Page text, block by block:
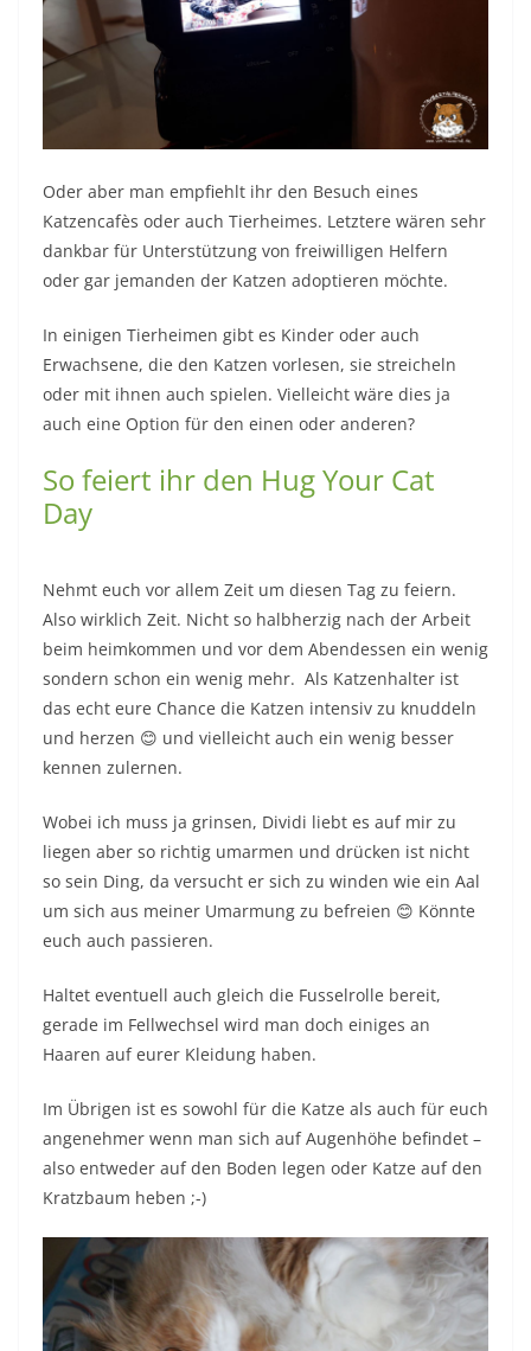
Oder aber man empfiehlt ihr den Besuch eines
Katzencafès oder auch Tierheimes. Letztere wären sehr
dankbar für Unterstützung von freiwilligen Helfern
oder gar jemanden der Katzen adoptieren möchte.
In einigen Tierheimen gibt es Kinder oder auch
Erwachsene, die den Katzen vorlesen, sie streicheln
oder mit ihnen auch spielen. Vielleicht wäre dies ja
auch eine Option für den einen oder anderen?
So feiert ihr den Hug Your Cat
Day
Nehmt euch vor allem Zeit um diesen Tag zu feiern.
Also wirklich Zeit. Nicht so halbherzig nach der Arbeit
beim heimkommen und vor dem Abendessen ein wenig
sondern schon ein wenig mehr. Als Katzenhalter ist
das echt eure Chance die Katzen intensiv zu knuddeln
und herzen 😊 und vielleicht auch ein wenig besser
kennen zulernen.
Wobei ich muss ja grinsen, Dividi liebt es auf mir zu
liegen aber so richtig umarmen und drücken ist nicht
so sein Ding, da versucht er sich zu winden wie ein Aal
um sich aus meiner Umarmung zu befreien 😊 Könnte
euch auch passieren.
Haltet eventuell auch gleich die Fusselrolle bereit,
gerade im Fellwechsel wird man doch einiges an
Haaren auf eurer Kleidung haben.
Im Übrigen ist es sowohl für die Katze als auch für euch
angenehmer wenn man sich auf Augenhöhe befindet –
also entweder auf den Boden legen oder Katze auf den
Kratzbaum heben ;-)